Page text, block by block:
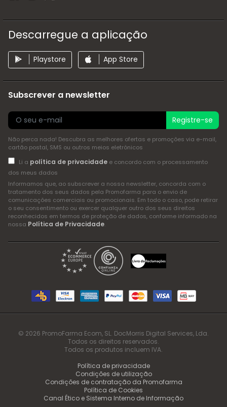
Descarregue a aplicação
Playstore App Store
Subscrever a newsletter
Registre-se
Não perca nada! Descubra as melhores ofertas e promoções via e-mail,
cartão postal, SMS ou outros meios eletrónicos
Li a política de privacidadee concordo com o processamento
dos meus dados
Informamos que, ao subscrever a nossa newsletter, concorda com o
tratamento dos seus dados pela Promofarma para o envio de
comunicações comerciais ou promocionais. Em todo o caso, pode retirar
o seu consentimento ou exercer qualquer outro dos seus direitos
reconhecidos em termos de proteção de dados, conforme informado na
nossa Política de Privacidade.
© 2026 PromoFarma Ecom, SL. DocMorris Digital Services, Lda.
Todos os direitos reservados.
Todos os produtos incluem IVA.
Política de privacidade
Condições de utilização
Condições de contratação da Promofarma
Política de Cookies
Canal Ético e Sistema Interno de Informação